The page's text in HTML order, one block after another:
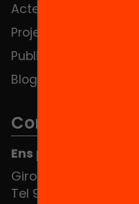
Actes
Projectes
Publicacions i vídeos
Blog
Contacte
Ens pots trobar al
Girona 34, interior
Tel 934 588 700